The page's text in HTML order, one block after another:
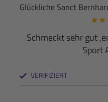
Glückliche Sanct
★★
Schmeckt sehr gut
Sport
VERIFIZIERT